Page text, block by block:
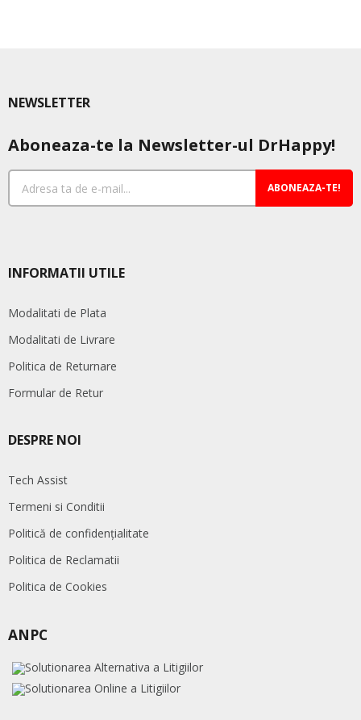
NEWSLETTER
Aboneaza-te la Newsletter-ul DrHappy!
ABONEAZA-TE!
INFORMATII UTILE
Modalitati de Plata
Modalitati de Livrare
Politica de Returnare
Formular de Retur
DESPRE NOI
Tech Assist
Termeni si Conditii
Politică de confidențialitate
Politica de Reclamatii
Politica de Cookies
ANPC